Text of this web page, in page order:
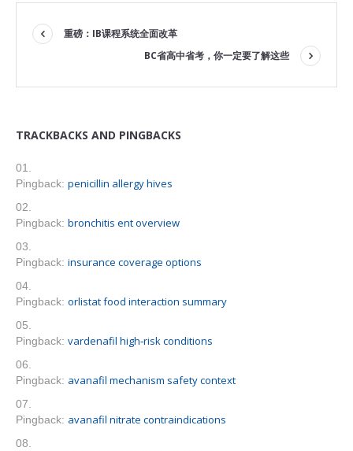
重磅：IB课程系统全面改革
BC省高中省考，你一定要了解这些
TRACKBACKS AND PINGBACKS
Pingback: penicillin allergy hives
Pingback: bronchitis ent overview
Pingback: insurance coverage options
Pingback: orlistat food interaction summary
Pingback: vardenafil high‑risk conditions
Pingback: avanafil mechanism safety context
Pingback: avanafil nitrate contraindications